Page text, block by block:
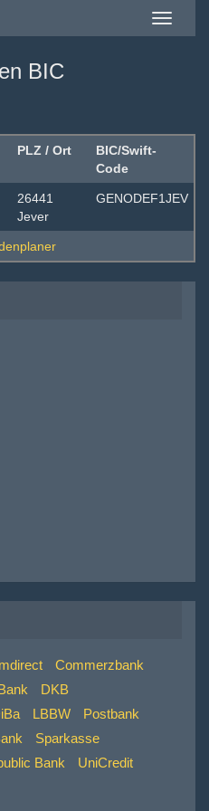
Toggle
BIC
PLZ / Ort
BIC/Swift-
Code
26441
Jever
GENODEF1JEV
Commerzbank
DKB
LBBW
Postbank
Sparkasse
Bank
UniCredit